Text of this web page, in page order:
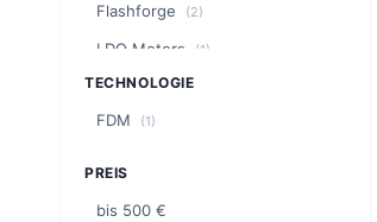
Flashforge (2)
LDO Motors (1)
Phrozen (5)
QIDI (1)
Sovol
TECHNOLOGIE
FDM (1)
PREIS
bis 500 €